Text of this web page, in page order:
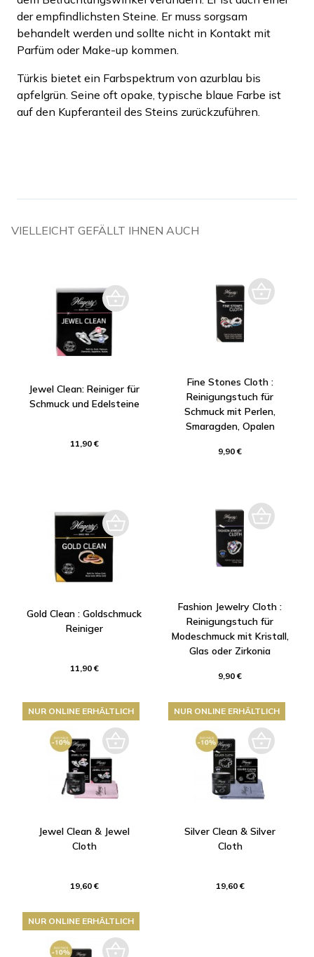
der empfindlichsten Steine. Er muss sorgsam
behandelt werden und sollte nicht in Kontakt mit
Parfüm oder Make-up kommen.
Türkis bietet ein Farbspektrum von azurblau bis
apfelgrün. Seine oft opake, typische blaue Farbe ist
auf den Kupferanteil des Steins zurückzuführen.
VIELLEICHT GEFÄLLT IHNEN AUCH
Jewel Clean: Reiniger für
Schmuck und Edelsteine
11,90 €
Fine Stones Cloth :
Reinigungstuch für
Schmuck mit Perlen,
Smaragden, Opalen
9,90 €
Gold Clean : Goldschmuck
Reiniger
11,90 €
Fashion Jewelry Cloth :
Reinigungstuch für
Modeschmuck mit Kristall,
Glas oder Zirkonia
9,90 €
Jewel Clean & Jewel
Cloth
19,60 €
NUR ONLINE ERHÄLTLICH
Silver Clean & Silver
Cloth
19,60 €
NUR ONLINE ERHÄLTLICH
NUR ONLINE ERHÄLTLICH